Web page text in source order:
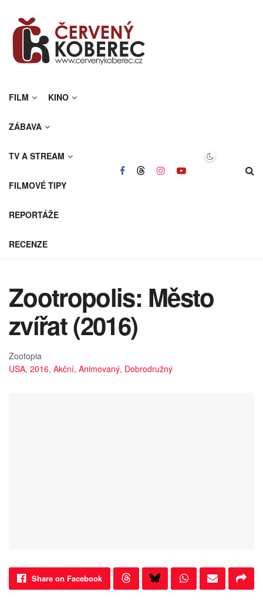
FILM KINO
ZÁBAVA
TV A STREAM
FILMOVÉ TIPY
REPORTÁŽE
RECENZE
Zootropolis: Město
zvířat (2016)
Zootopia
USA, 2016, Akční, Animovaný, Dobrodružný
Share on Facebook